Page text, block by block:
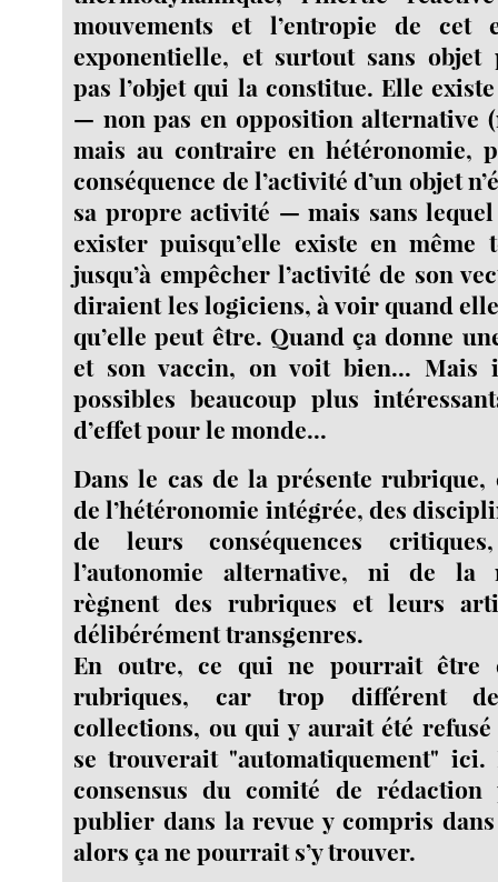
mouvements et l’entropie de cet
exponentielle, et surtout sans objet
pas l’objet qui la constitue. Elle
— non pas en opposition alternative
mais au contraire en hétéronomie,
conséquence de l’activité d’un objet
sa propre activité — mais sans
exister puisqu’elle existe en même
jusqu’à empêcher l’activité de son
diraient les logiciens, à voir quand
qu’elle peut être. Quand ça donne
et son vaccin, on voit bien... Mais
possibles beaucoup plus
d’effet pour le monde...
Dans le cas de la présente rubrique,
de l’hétéronomie intégrée, des
de leurs conséquences
l’autonomie alternative, ni de la
règnent des rubriques et leurs
délibérément transgenres.
En outre, ce qui ne pourrait être
rubriques, car trop différent
collections, ou qui y aurait été refusé
se trouverait "automatiquement" ici.
consensus du comité de
publier dans la revue y compris
alors ça ne pourrait s’y trouver.